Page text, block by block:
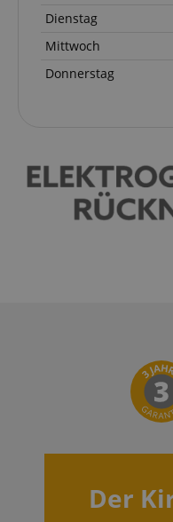
Dienstag
Mittwoch
Donnerstag
Der